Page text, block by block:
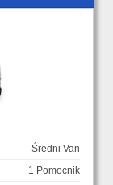
Średni Van
1 Pomocnik